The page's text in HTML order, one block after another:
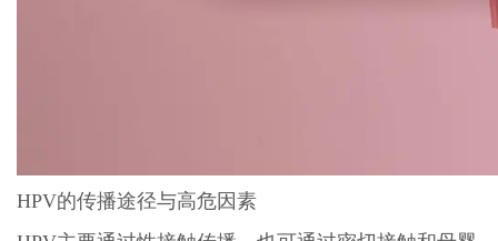
HPV的传播途径与高危因素